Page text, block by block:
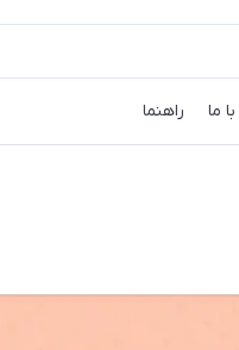
ما راهنما